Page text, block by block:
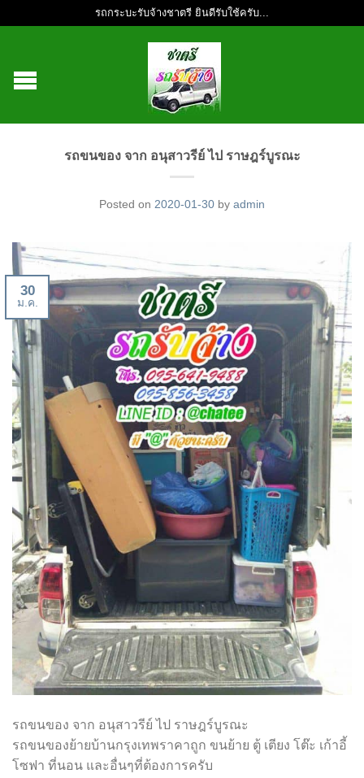
รถกระบะรับจ้างชาตรี ยินดีรับใช้ครับ...
รถขนของ จาก อนุสาวรีย์ ไป ราษฎร์บูรณะ
Posted on 2020-01-30 by admin
30
ม.ค.
รถขนของ จาก อนุสาวรีย์ ไป ราษฎร์บูรณะ
รถขนของย้ายบ้านกรุงเทพราคาถูก ขนย้าย ตู้ เตียง โต๊ะ เก้าอี้
โซฟา ที่นอน และอื่นๆที่ต้องการครับ